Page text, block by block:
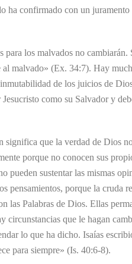
ha confirmado con un
los malvados no
malvado» (Ex. 34:7). Hay
de los juicios de
como su Salvador y
que la verdad de Dios
porque no conocen sus
pueden sustentar las mismas
pensamientos, porque la cruda
las Palabras de Dios. Ellas
circunstancias que le hagan
lo que ha dicho. Isaías
para siempre» (Is. 40:6-8).